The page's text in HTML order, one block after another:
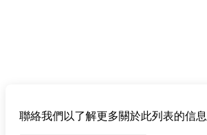
聯絡我們以了解更多關於此列表的信息